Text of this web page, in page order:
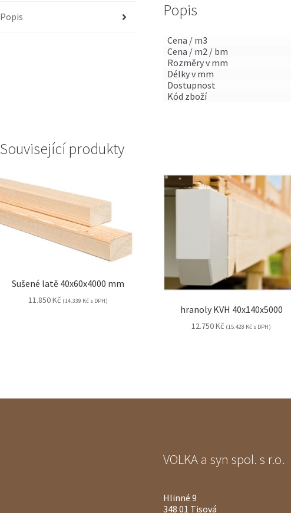
Popis Popis
Cena / m3
Cena / m2 / bm
Rozměry v mm
Délky v mm
Dostupnost
Kód zboží
Související produkty
Sušené latě 40x60x4000 mm
11.850Kč (14.339 Kčs DPH)
hranoly KVH 40x140x5000
12.750Kč (15.428 Kč s DPH)
VOLKA a syn spol. s r.o.
Hlinné 9
348 01 Tisová